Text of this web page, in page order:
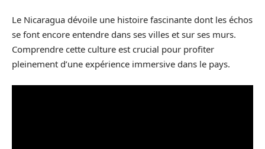
Le Nicaragua dévoile une histoire fascinante dont les échos
se font encore entendre dans ses villes et sur ses murs.
Comprendre cette culture est crucial pour profiter
pleinement d’une expérience immersive dans le pays.